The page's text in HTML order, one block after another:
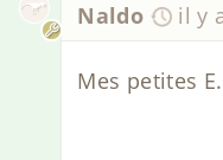
Naldo il y
Mes petites